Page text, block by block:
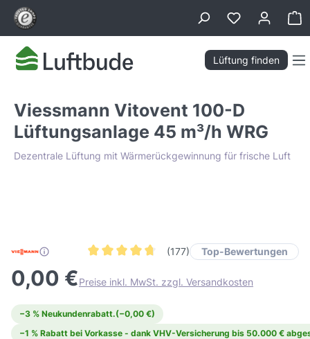
springen
Lüftung finden
Viessmann Vitovent 100-D
Lüftungsanlage 45 m³/h WRG
Dezentrale Lüftung mit Wärmerückgewinnung für frische Luft
Tiefpreis Garantie (177) Top-Bewertungen
0,00 €Preise inkl. MwSt. zzgl. Versandkosten
−3 % Neukundenrabatt.(−0,00 €)
−1 % Rabatt bei Vorkasse - dank VHV-Versicherung bis 50.000 €